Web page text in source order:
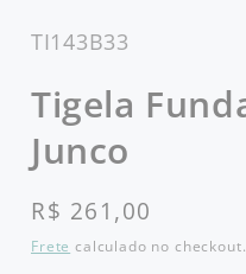
SKU:
TI143B33
Tigela
Junco
Preço
normal
R$ 261,00
Frete calculado no checkout.